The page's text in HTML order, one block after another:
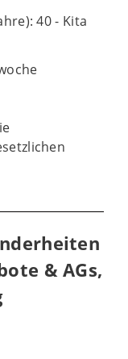
40 - Kita
& AGs,